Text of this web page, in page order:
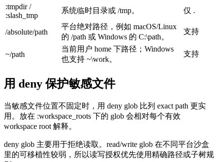
:tmpdir /
:slash_tmp
系统临时目录或 /tmp。 仅 .
/absolute/path
平台绝对路径，例如 macOS/Linux
的 /path 或 Windows 的 C:\path。
支持
~/path
当前用户 home 下路径；Windows
也支持 ~\work。
支持
用 deny 保护敏感文件
当敏感文件位置不固定时，用 deny glob 比列 exact path 更实
用。放在 :workspace_roots 下的 glob 会相对每个有效
workspace root 解释。
deny glob 主要用于拒绝读取。read/write glob 在不同平台沙盒
里的可移植性较弱，所以读写授权优先使用精确路径或子树规